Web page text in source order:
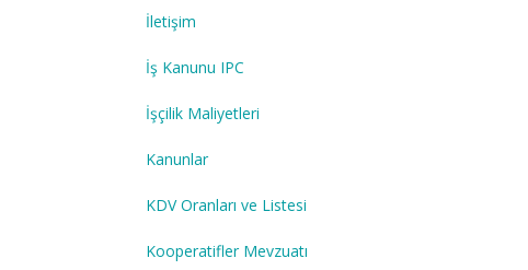
İletişim
İş Kanunu IPC
İşçilik Maliyetleri
Kanunlar
KDV Oranları ve Listesi
Kooperatifler Mevzuatı